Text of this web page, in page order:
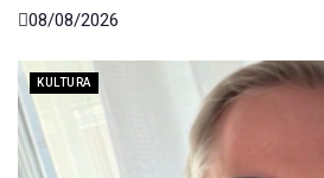
08/08/2026
KULTURA